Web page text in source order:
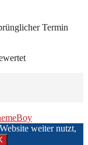
Termin
weiter nutzt,